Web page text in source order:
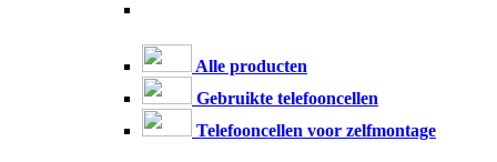
Alle producten
Gebruikte telefooncellen
Telefooncellen voor zelfmontage